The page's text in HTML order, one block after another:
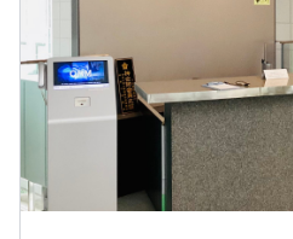
て着実に成長していくための
また、プロジェクトマネジメ
プロジェクトマネージャーお
PMBOKをベースとした研修を
プロジェクト運営ができる人
錦糸町オフィス、桜木町本社
1日の標準労働時間：7時間30分
《標準就業時間帯》
9：00～17：30
※所定時間外労働あり、休日
業務上必要がある場合は勤務